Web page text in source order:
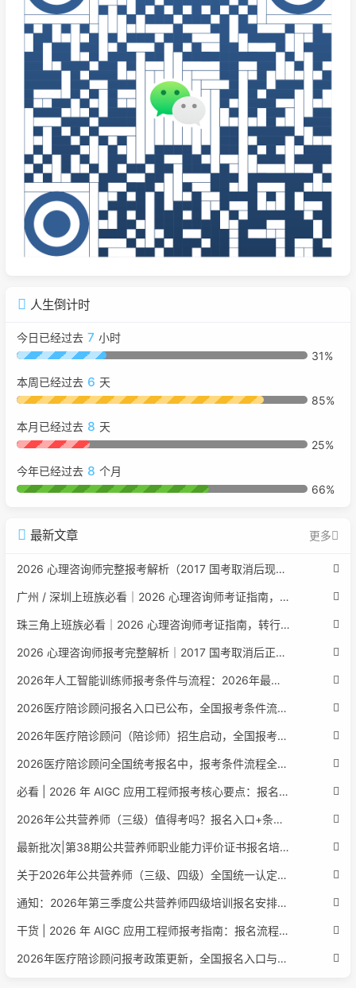
人生倒计时
今日已经过去 7 小时
31%
本周已经过去 6 天
85%
本月已经过去 8 天
25%
今年已经过去 8 个月
66%
最新文章 更多
2026 心理咨询师完整报考解析（2017 国考取消后现行权威体系 + 避坑全指南）
广州 / 深圳上班族必看｜2026 心理咨询师考证指南，转行副业、情绪疏导双收益
珠三角上班族必看｜2026 心理咨询师考证指南，转行副业、情绪疏导双收益
2026 心理咨询师报考完整解析｜2017 国考取消后正规报考标准、流程避坑指南
2026年人工智能训练师报考条件与流程：2026年最新官方要求全面解读
2026医疗陪诊顾问报名入口已公布，全国报考条件流程政策全解析
2026年医疗陪诊顾问（陪诊师）招生启动，全国报考指南附报名官网
2026医疗陪诊顾问全国统考报名中，报考条件流程全攻略附报名入口
必看 | 2026 年 AIGC 应用工程师报考核心要点：报名费用、官网可查、行业认可度、补考规则全盘点
2026年公共营养师（三级）值得考吗？报名入口+条件+证书用途
最新批次|第38期公共营养师职业能力评价证书报名培训通知
关于2026年公共营养师（三级、四级）全国统一认定报名的服务通知
通知：2026年第三季度公共营养师四级培训报名安排正式发布
干货 | 2026 年 AIGC 应用工程师报考指南：报名流程、学历要求、培训课程、就业方向全梳理
2026年医疗陪诊顾问报考政策更新，全国报名入口与报考指南全同步